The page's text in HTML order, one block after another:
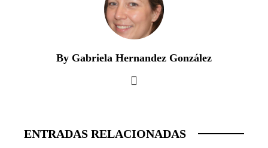
By Gabriela Hernandez González
ENTRADAS RELACIONADAS